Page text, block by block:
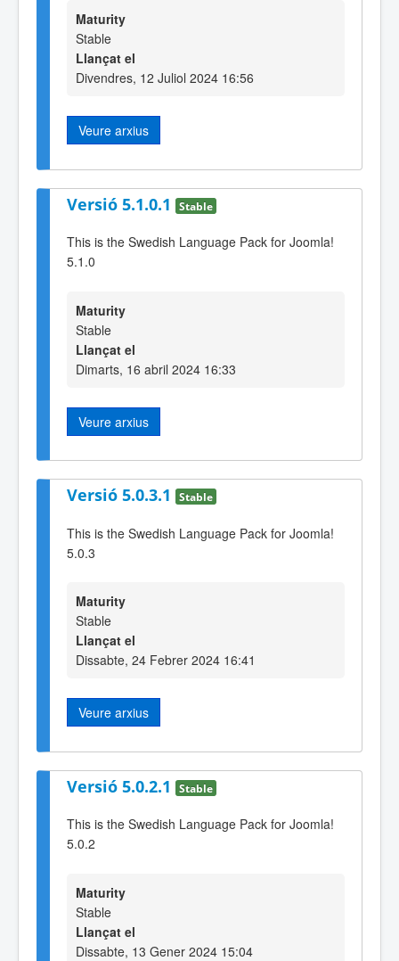
Maturity
Stable
Llançat el
Divendres, 12 Juliol 2024 16:56
Veure arxius
Versió 5.1.0.1 Stable
This is the Swedish Language Pack for Joomla!
5.1.0
Maturity
Stable
Llançat el
Dimarts, 16 abril 2024 16:33
Veure arxius
Versió 5.0.3.1 Stable
This is the Swedish Language Pack for Joomla!
5.0.3
Maturity
Stable
Llançat el
Dissabte, 24 Febrer 2024 16:41
Veure arxius
Versió 5.0.2.1 Stable
This is the Swedish Language Pack for Joomla!
5.0.2
Maturity
Stable
Llançat el
Dissabte, 13 Gener 2024 15:04